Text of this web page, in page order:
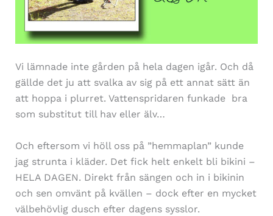
Vi lämnade inte gården på hela dagen igår. Och då
gällde det ju att svalka av sig på ett annat sätt än
att hoppa i plurret. Vattenspridaren funkade bra
som substitut till hav eller älv…
Och eftersom vi höll oss på ”hemmaplan” kunde
jag strunta i kläder. Det fick helt enkelt bli bikini –
HELA DAGEN. Direkt från sängen och in i bikinin
och sen omvänt på kvällen – dock efter en mycket
välbehövlig dusch efter dagens sysslor.